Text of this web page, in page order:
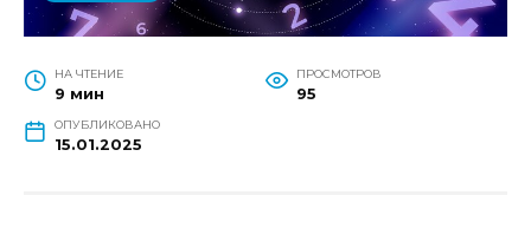
НА ЧТЕНИЕ
9 мин
ПРОСМОТРОВ
95
ОПУБЛИКОВАНО
15.01.2025